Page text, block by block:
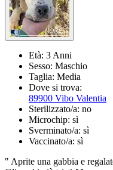
Età: 3 Anni
Sesso: Maschio
Taglia: Media
Dove si trova:
89900 Vibo Valentia
Sterilizzato/a: no
Microchip: sì
Sverminato/a: sì
Vaccinato/a: sì
" Aprite una gabbia e